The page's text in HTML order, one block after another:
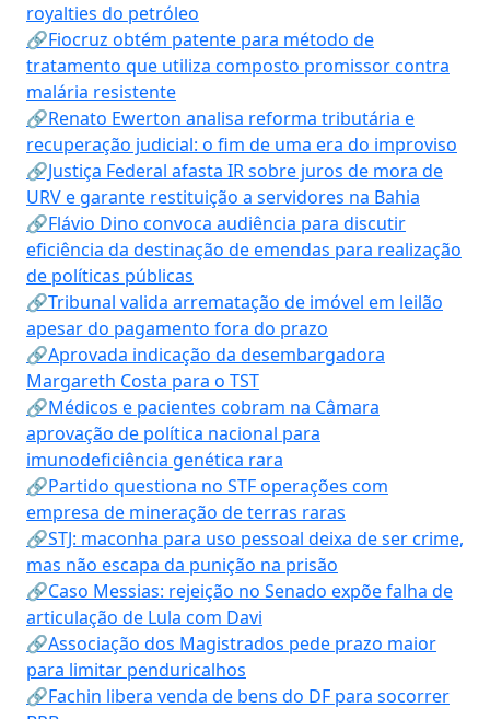
royalties do petróleo
🔗Fiocruz obtém patente para método de
tratamento que utiliza composto promissor contra
malária resistente
🔗Renato Ewerton analisa reforma tributária e
recuperação judicial: o fim de uma era do improviso
🔗Justiça Federal afasta IR sobre juros de mora de
URV e garante restituição a servidores na Bahia
🔗Flávio Dino convoca audiência para discutir
eficiência da destinação de emendas para realização
de políticas públicas
🔗Tribunal valida arrematação de imóvel em leilão
apesar do pagamento fora do prazo
🔗Aprovada indicação da desembargadora
Margareth Costa para o TST
🔗Médicos e pacientes cobram na Câmara
aprovação de política nacional para
imunodeficiência genética rara
🔗Partido questiona no STF operações com
empresa de mineração de terras raras
🔗STJ: maconha para uso pessoal deixa de ser crime,
mas não escapa da punição na prisão
🔗Caso Messias: rejeição no Senado expõe falha de
articulação de Lula com Davi
🔗Associação dos Magistrados pede prazo maior
para limitar penduricalhos
🔗Fachin libera venda de bens do DF para socorrer